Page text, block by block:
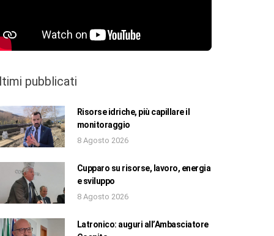
pubblicati
Risorse idriche, più capillare il
monitoraggio
8 Agosto 2026
Cupparo su risorse, lavoro, energia
e sviluppo
8 Agosto 2026
Latronico: auguri all’Ambasciatore